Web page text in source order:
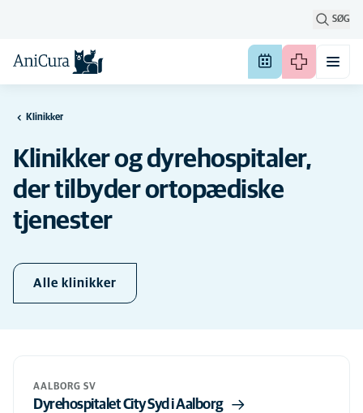
SØG
Klinikker
Klinikker og dyrehospitaler,
der tilbyder ortopædiske
tjenester
Alle klinikker
AALBORG SV
Dyrehospitalet City Syd i Aalborg